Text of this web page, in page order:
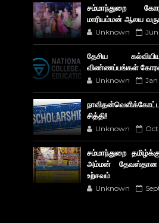
சம்மாந்துறை
மாரியம்மன் ஆலய
Unknown Jun
தேசிய
விண்ணப்பங்கள்
Unknown Jan
சித்தி!
Unknown Oct
சம்மாந்துறை
அம்மன் தேவஸ்தான
உற்சவம்
Unknown